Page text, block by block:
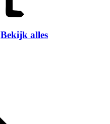
Bekijk alles